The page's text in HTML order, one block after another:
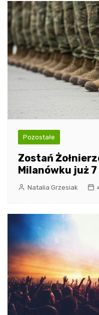
Pozostałe
Zostań
Milanówku już
Natalia Grzesiak